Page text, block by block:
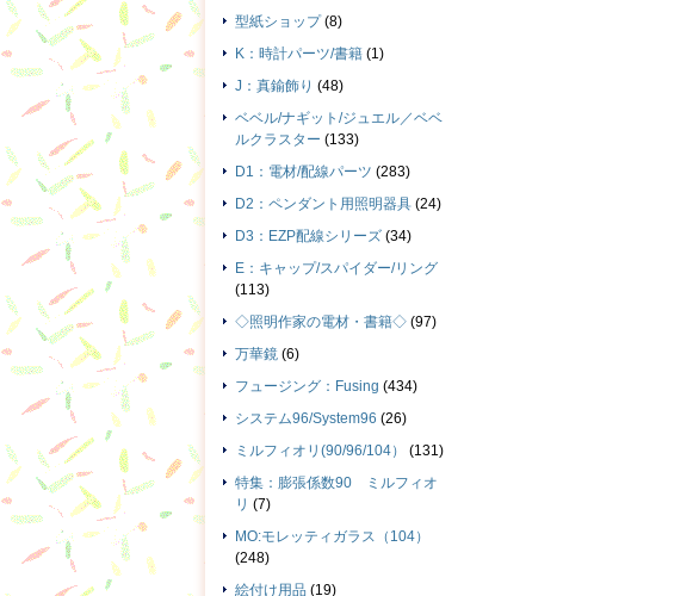
型紙ショップ (8)
K：時計パーツ/書籍 (1)
J：真鍮飾り (48)
ベベル/ナギット/ジュエル／ベベ
ルクラスター (133)
D1：電材/配線パーツ (283)
D2：ペンダント用照明器具 (24)
D3：EZP配線シリーズ (34)
E：キャップ/スパイダー/リング
(113)
◇照明作家の電材・書籍◇ (97)
万華鏡 (6)
フュージング：Fusing (434)
システム96/System96 (26)
ミルフィオリ(90/96/104）
(131)
特集：膨張係数90 ミルフィオ
リ (7)
MO:モレッティガラス（104）
(248)
絵付け用品 (19)